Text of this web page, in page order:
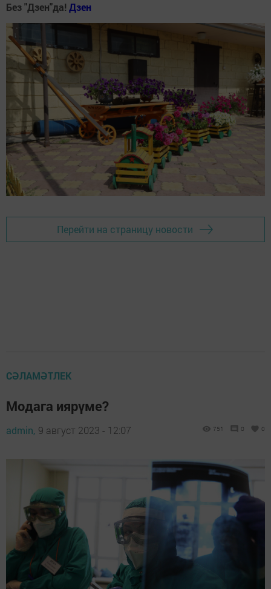
Без "Дзен"да! Дзен
Перейти на страницу новости
СӘЛАМӘТЛЕК
Модага иярүме?
admin, 9 август 2023 - 12:07 751 0 0